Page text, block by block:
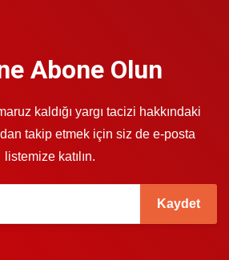
Abone Olun
kaldığı yargı tacizi hakkındaki
takip etmek için siz de e-posta
listemize katılın.
Kaydet